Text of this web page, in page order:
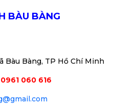
BÀU BÀNG
Bàu Bàng, TP Hồ Chí Minh
060 616